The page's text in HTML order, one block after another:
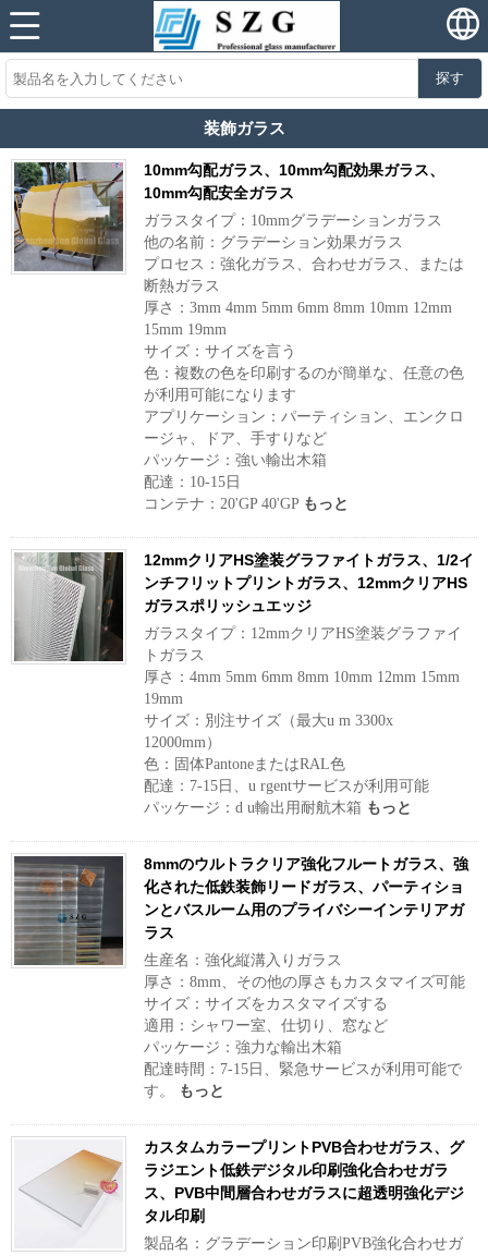
探す
装飾ガラス
10mm勾配ガラス、10mm勾配効果ガラス、
10mm勾配安全ガラス
ガラスタイプ：10mmグラデーションガラス
他の名前：グラデーション効果ガラス
プロセス：強化ガラス、合わせガラス、または
断熱ガラス
厚さ：3mm 4mm 5mm 6mm 8mm 10mm 12mm
15mm 19mm
サイズ：サイズを言う
色：複数の色を印刷するのが簡単な、任意の色
が利用可能になります
アプリケーション：パーティション、エンクロ
ージャ、ドア、手すりなど
パッケージ：強い輸出木箱
配達：10-15日
コンテナ：20'GP 40'GP もっと
12mmクリアHS塗装グラファイトガラス、1/2イ
ンチフリットプリントガラス、12mmクリアHS
ガラスポリッシュエッジ
ガラスタイプ：12mmクリアHS塗装グラファイ
トガラス
厚さ：4mm 5mm 6mm 8mm 10mm 12mm 15mm
19mm
サイズ：別注サイズ（最大u m 3300x
12000mm）
色：固体PantoneまたはRAL色
配達：7-15日、u rgentサービスが利用可能
パッケージ：d u輸出用耐航木箱 もっと
8mmのウルトラクリア強化フルートガラス、強
化された低鉄装飾リードガラス、パーティショ
ンとバスルーム用のプライバシーインテリアガ
ラス
生産名：強化縦溝入りガラス
厚さ：8mm、その他の厚さもカスタマイズ可能
サイズ：サイズをカスタマイズする
適用：シャワー室、仕切り、窓など
パッケージ：強力な輸出木箱
配達時間：7-15日、緊急サービスが利用可能で
す。
もっと
カスタムカラープリントPVB合わせガラス、グ
ラジエント低鉄デジタル印刷強化合わせガラ
ス、PVB中間層合わせガラスに超透明強化デジ
タル印刷
製品名：グラデーション印刷PVB強化合わせガ